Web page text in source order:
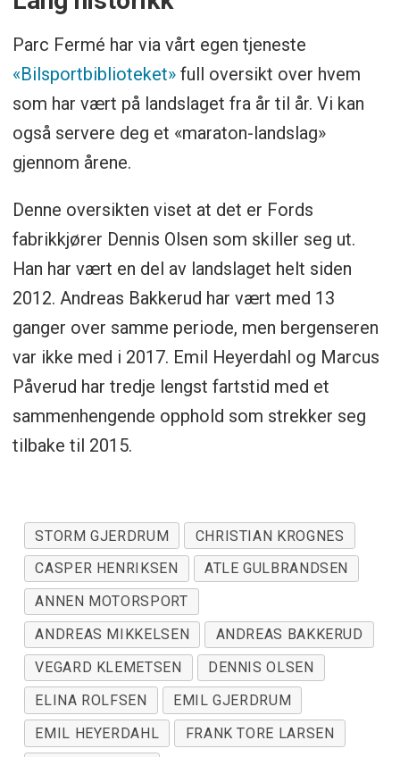
Parc Fermé har via vårt egen tjeneste
«Bilsportbiblioteket» full oversikt over hvem
som har vært på landslaget fra år til år. Vi kan
også servere deg et «maraton-landslag»
gjennom årene.
Denne oversikten viset at det er Fords
fabrikkjører Dennis Olsen som skiller seg ut.
Han har vært en del av landslaget helt siden
2012. Andreas Bakkerud har vært med 13
ganger over samme periode, men bergenseren
var ikke med i 2017. Emil Heyerdahl og Marcus
Påverud har tredje lengst fartstid med et
sammenhengende opphold som strekker seg
tilbake til 2015.
STORM GJERDRUM
CHRISTIAN KROGNES
CASPER HENRIKSEN
ATLE GULBRANDSEN
ANNEN MOTORSPORT
ANDREAS MIKKELSEN
ANDREAS BAKKERUD
VEGARD KLEMETSEN
DENNIS OLSEN
ELINA ROLFSEN
EMIL GJERDRUM
EMIL HEYERDAHL
FRANK TORE LARSEN